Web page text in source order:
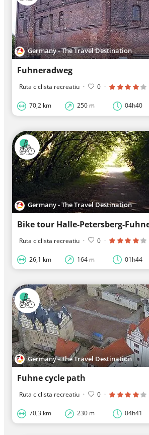
Germany - The Travel Destination
Fuhneradweg
Ruta ciclista recreatiu · 0 ·
70,2 km 250 m 04h40
Germany - The Travel Destination
Bike tour Halle-Petersberg-
Ruta ciclista recreatiu · 0 ·
26,1 km 164 m 01h44
Germany - The Travel Destination
Fuhne cycle path
Ruta ciclista recreatiu · 0 ·
70,3 km 230 m 04h41